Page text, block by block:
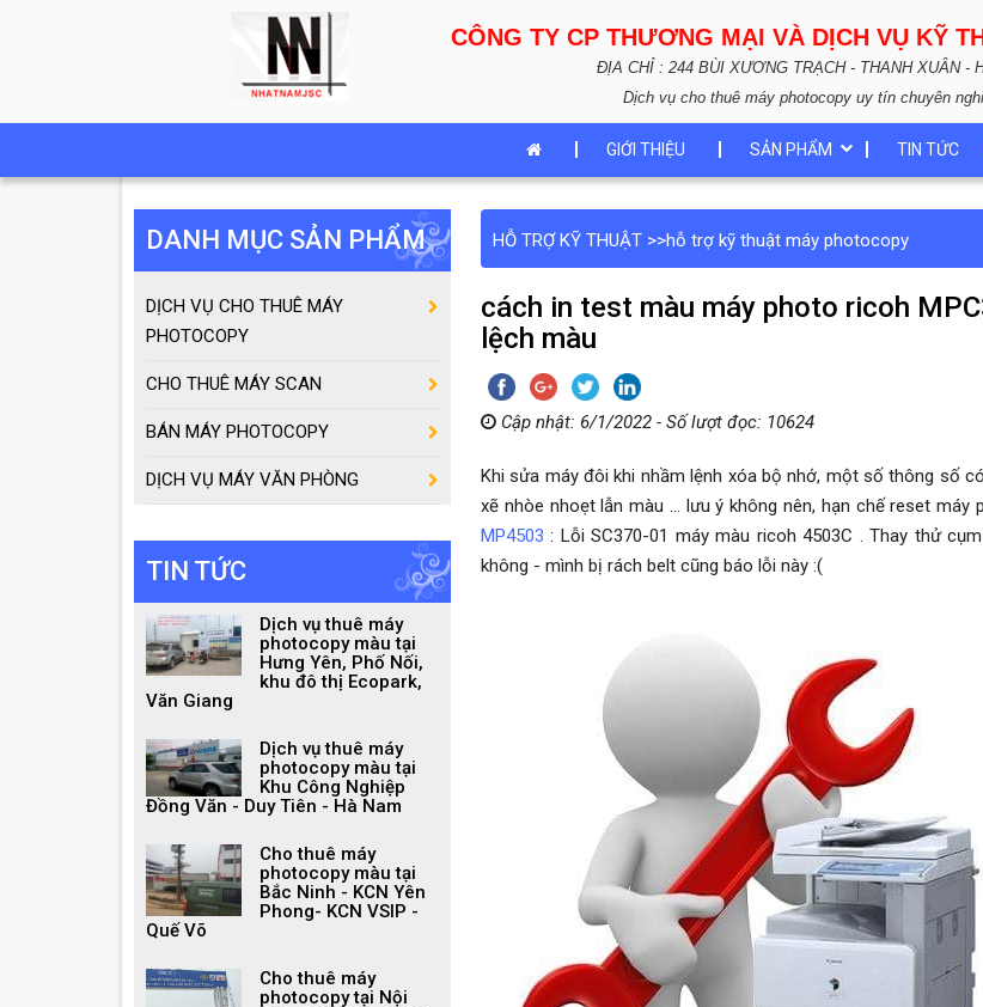
CÔNG TY CP THƯƠNG MẠI VÀ DỊCH VỤ KỸ
ĐỊA CHỈ : 244 BÙI XƯƠNG TRẠCH - THANH XUÂN -
Dịch vụ cho thuê máy photocopy uy tín chuyên
GIỚI THIỆU SẢN PHẨM TIN TỨC
HỖ TRỢ KỸ THUẬT >>hỗ trợ kỹ thuật máy photocopy
cách in test màu máy photo ricoh
lệch màu
Cập nhật: 6/1/2022 - Số lượt đọc: 10624
Khi sửa máy đôi khi nhầm lệnh xóa bộ nhớ, một số thông số
xẽ nhòe nhoẹt lẫn màu ... lưu ý không nên, hạn chế reset
MP4503 : Lỗi SC370-01 máy màu ricoh 4503C . Thay thử
không - mình bị rách belt cũng báo lỗi này :(
DANH MỤC SẢN PHẨM
DỊCH VỤ CHO THUÊ MÁY
PHOTOCOPY
CHO THUÊ MÁY SCAN
BÁN MÁY PHOTOCOPY
DỊCH VỤ MÁY VĂN PHÒNG
TIN TỨC
Dịch vụ thuê máy
photocopy màu tại
Hưng Yên, Phố Nối,
khu đô thị Ecopark,
Văn Giang
Dịch vụ thuê máy
photocopy màu tại
Khu Công Nghiệp
Đồng Văn - Duy Tiên - Hà Nam
Cho thuê máy
photocopy màu tại
Bắc Ninh - KCN Yên
Phong- KCN VSIP -
Quế Võ
Cho thuê máy
photocopy tại Nội